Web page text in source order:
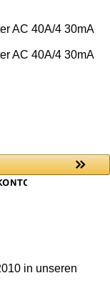
in unseren